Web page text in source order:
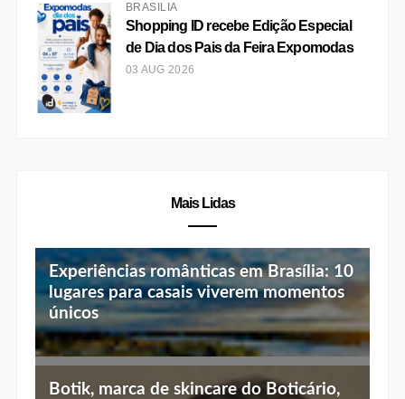
BRASÍLIA
Shopping ID recebe Edição Especial
de Dia dos Pais da Feira Expomodas
03 AUG 2026
Mais Lidas
Experiências românticas em Brasília: 10
lugares para casais viverem momentos
únicos
Top 10 jantares românticos em Brasília:
Botik, marca de skincare do Boticário,